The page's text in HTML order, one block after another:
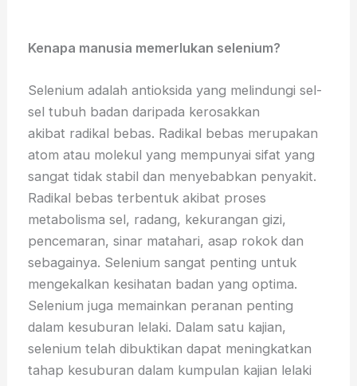
Kenapa manusia memerlukan selenium?
Selenium adalah antioksida yang melindungi sel-
sel tubuh badan daripada kerosakkan
akibat radikal bebas. Radikal bebas merupakan
atom atau molekul yang mempunyai sifat yang
sangat tidak stabil dan menyebabkan penyakit.
Radikal bebas terbentuk akibat proses
metabolisma sel, radang, kekurangan gizi,
pencemaran, sinar matahari, asap rokok dan
sebagainya. Selenium sangat penting untuk
mengekalkan kesihatan badan yang optima.
Selenium juga memainkan peranan penting
dalam kesuburan lelaki. Dalam satu kajian,
selenium telah dibuktikan dapat meningkatkan
tahap kesuburan dalam kumpulan kajian lelaki